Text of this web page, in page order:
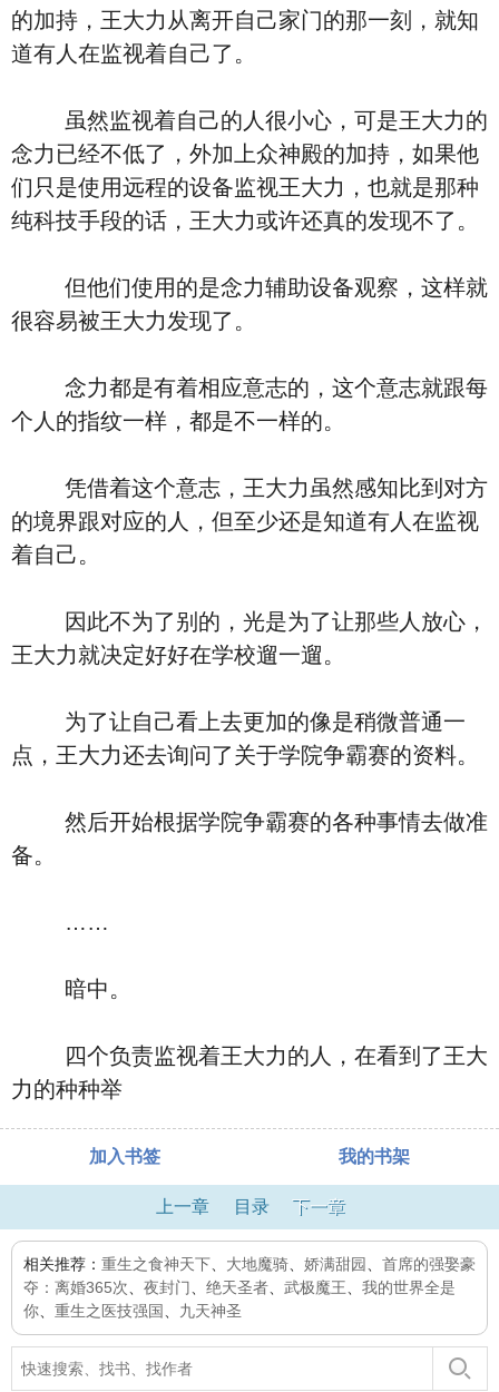
的加持，王大力从离开自己家门的那一刻，就知
道有人在监视着自己了。
虽然监视着自己的人很小心，可是王大力的
念力已经不低了，外加上众神殿的加持，如果他
们只是使用远程的设备监视王大力，也就是那种
纯科技手段的话，王大力或许还真的发现不了。
但他们使用的是念力辅助设备观察，这样就
很容易被王大力发现了。
念力都是有着相应意志的，这个意志就跟每
个人的指纹一样，都是不一样的。
凭借着这个意志，王大力虽然感知比到对方
的境界跟对应的人，但至少还是知道有人在监视
着自己。
因此不为了别的，光是为了让那些人放心，
王大力就决定好好在学校遛一遛。
为了让自己看上去更加的像是稍微普通一
点，王大力还去询问了关于学院争霸赛的资料。
然后开始根据学院争霸赛的各种事情去做准
备。
……
暗中。
四个负责监视着王大力的人，在看到了王大
力的种种举
加入书签 我的书架
上一章 目录 下一章
相关推荐： 重生之食神天下 大地魔骑 娇满甜园
首席的强娶豪
夺：离婚365次
夜封门 绝天圣者 武极魔王
我的世界全是
你
重生之医技强国 九天神圣